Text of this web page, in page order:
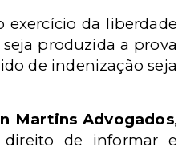
exercício da liberdade
produzida a prova
de indenização seja
Martins Advogados,
de informar e